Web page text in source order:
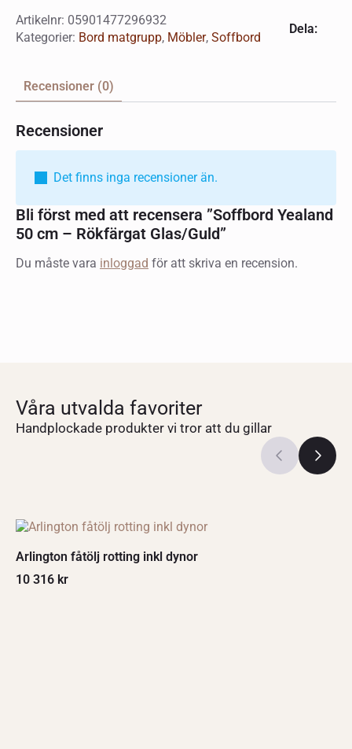
Artikelnr: 05901477296932
Kategorier: Bord matgrupp, Möbler, Soffbord
Dela:
Recensioner (0)
Recensioner
Det finns inga recensioner än.
Bli först med att recensera ”Soffbord Yealand
50 cm – Rökfärgat Glas/Guld”
Du måste vara inloggad för att skriva en recension.
Våra utvalda favoriter
Handplockade produkter vi tror att du gillar
Arlington fåtölj rotting inkl dynor
10 316 kr